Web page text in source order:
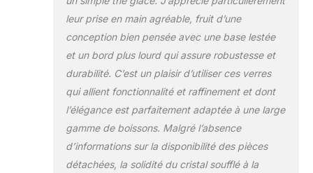
matin, ces gobelets
gardent vos boissons
croustillantes et
fraîches. Base lourde et
stabilité : chaque verre
dispose d'une base
lestée pour éviter le
basculement et
améliorer la durabilité.
leur prise en main agréable, fruit d’une
conception bien pensée avec une base lestée
et un bord plus lourd qui assure robustesse et
durabilité. C’est un plaisir d’utiliser ces verres
qui allient fonctionnalité et raffinement et dont
l’élégance est parfaitement adaptée à une large
gamme de boissons. Malgré l’absence
d’informations sur la disponibilité des pièces
détachées, la solidité du cristal soufflé à la